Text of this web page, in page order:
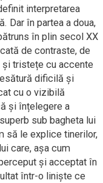
interpretarea
Dar în partea a doua,
în plin secol XX
de contraste, de
tristețe cu accente
dificilă și
cu o vizibilă
și înțelegere a
sub bagheta lui
să le explice tinerilor,
care, așa cum
și acceptat în
într-o liniște ce